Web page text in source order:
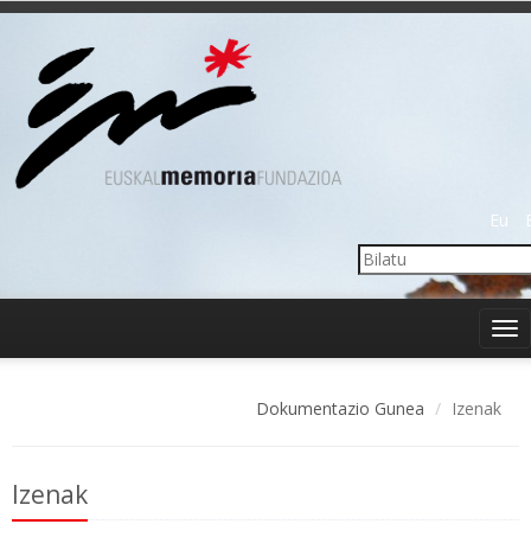
Eu
Dokumentazio Gunea Izenak
Izenak